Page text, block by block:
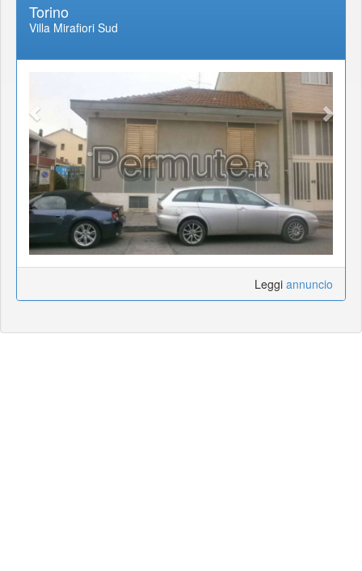
Torino
Villa Mirafiori Sud
Leggi annuncio